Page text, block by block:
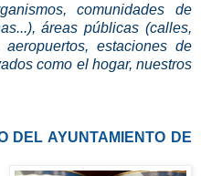
comunidades de
áreas públicas (calles,
estaciones de
como el hogar, nuestros
DEL AYUNTAMIENTO DE